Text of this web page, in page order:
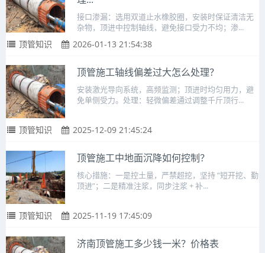
接口渗漏：选用双道止水橡胶圈，安装时保证清洁无
杂物，顶进中控制轴线，避免接口受力不均；渗...
顶管知识 2026-01-13 21:54:38
顶管施工轴线偏差过大怎么处理？
安装激光导向系统，高频监测；顶进时均匀用力，避
免单侧受力。处理：轻微偏差通过调整千斤顶行...
顶管知识 2025-12-09 21:45:24
顶管施工中地面沉降如何控制？
核心措施：一是控土量，严禁超挖，坚持 “短开挖、勤
顶进”；二是精准注浆，同步注浆 + 补...
顶管知识 2025-11-19 17:45:09
济南顶管施工多少钱一米？价格表